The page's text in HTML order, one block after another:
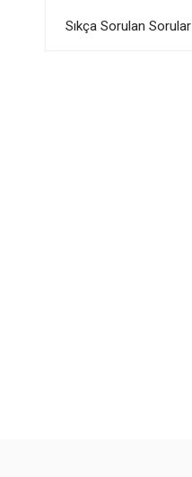
Sıkça Sorulan Sorular